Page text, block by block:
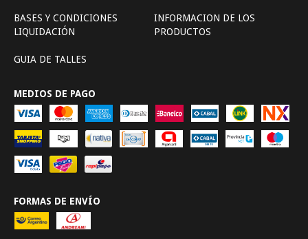
BASES Y CONDICIONES
LIQUIDACIÓN
INFORMACION DE LOS
PRODUCTOS
GUIA DE TALLES
MEDIOS DE PAGO
FORMAS DE ENVÍO